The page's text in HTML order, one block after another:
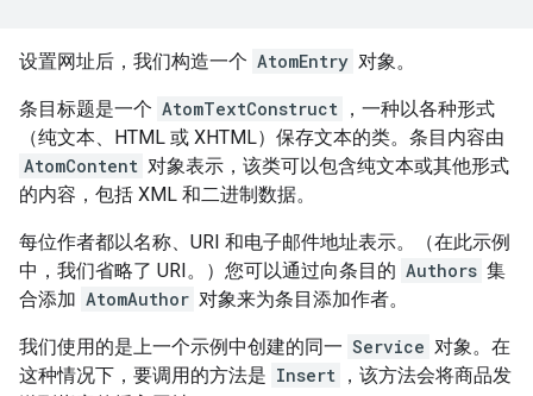
设置网址后，我们构造一个 AtomEntry 对象。
条目标题是一个 AtomTextConstruct ，一种以各种形式
（纯文本、HTML 或 XHTML）保存文本的类。条目内容由
AtomContent 对象表示，该类可以包含纯文本或其他形式
的内容，包括 XML 和二进制数据。
每位作者都以名称、URI 和电子邮件地址表示。（在此示例
中，我们省略了 URI。）您可以通过向条目的 Authors 集
合添加 AtomAuthor 对象来为条目添加作者。
我们使用的是上一个示例中创建的同一 Service 对象。在
这种情况下，要调用的方法是 Insert ，该方法会将商品发